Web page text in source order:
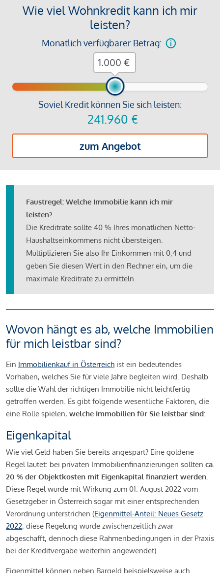
Wie viel Wohnkredit kann ich mir
leisten?
Monatlich verfügbarer Betrag:
Soviel Kredit können Sie sich leisten:
241.960 €
zum Angebot
€
Faustregel: Welche Immobilie kann ich mir
leisten?
Die Kreditrate sollte 40 % Ihres monatlichen Netto-
Haushaltseinkommens nicht übersteigen.
Multiplizieren Sie also Ihr Einkommen mit 0,4 und
geben Sie diesen Wert in den Rechner ein, um die
maximale Kreditrate zu ermitteln.
Wovon hängt es ab, welche Immobilien
für mich leistbar sind?
Ein Immobilienkauf in Österreich ist ein bedeutendes
Vorhaben, welches Sie für viele Jahre begleiten wird. Deshalb
sollte die Wahl der richtigen Immobilie nicht leichtfertig
getroffen werden. Es gibt folgende wesentliche Faktoren, die
eine Rolle spielen, welche Immobilien für Sie leistbar sind:
Eigenkapital
Wie viel Geld haben Sie bereits angespart? Eine goldene
Regel lautet: bei privaten Immobilienfinanzierungen sollten ca.
20 % der Objektkosten mit Eigenkapital finanziert werden.
Diese Regel wurde mit Wirkung zum 01. August 2022 vom
Gesetzgeber in Österreich sogar mit einer entsprechenden
Verordnung unterstrichen (Eigenmittel-Anteil: Neues Gesetz
2022; diese Regelung wurde zwischenzeitlich zwar
abgeschafft, dennoch diese Rahmenbedingungen in der Praxis
bei der Kreditvergabe weiterhin angewendet).
Eigenmittel können neben Bargeld beispielsweise auch